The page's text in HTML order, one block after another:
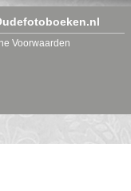
Voorwaarden